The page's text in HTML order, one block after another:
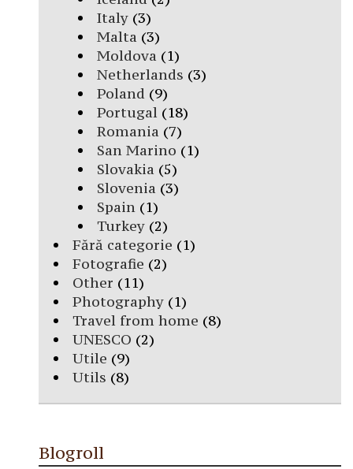
Italy(3)
Malta (3)
Moldova (1)
Netherlands (3)
Poland (9)
Portugal(18)
Romania (7)
San Marino (1)
Slovakia (5)
Slovenia (3)
Spain(1)
Turkey(2)
Fără categorie (1)
Fotografie (2)
Other (11)
Photography (1)
Travel from home (8)
UNESCO (2)
Utile (9)
Utils (8)
Blogroll